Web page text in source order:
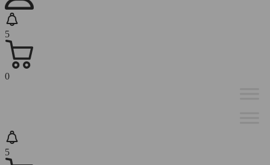
5
0
5